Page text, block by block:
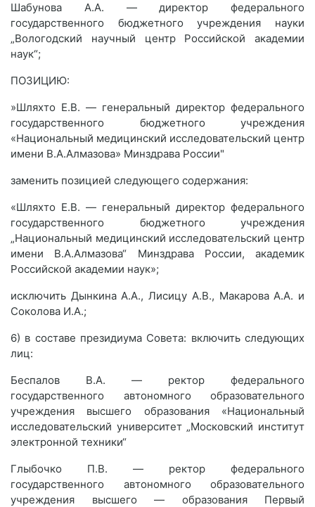
Шабунова А.А. — директор федерального
государственного бюджетного учреждения науки
„Вологодский научный центр Российской академии
наук“;
ПОЗИЦИЮ:
»Шляхто Е.В. — генеральный директор федерального
государственного бюджетного учреждения
«Национальный медицинский исследовательский центр
имени В.А.Алмазова» Минздрава России"
заменить позицией следующего содержания:
«Шляхто Е.В. — генеральный директор федерального
государственного бюджетного учреждения
„Национальный медицинский исследовательский центр
имени В.А.Алмазова“ Минздрава России, академик
Российской академии наук»;
исключить Дынкина А.А., Лисицу А.В., Макарова А.А. и
Соколова И.А.;
6) в составе президиума Совета: включить следующих
лиц:
Беспалов В.А. — ректор федерального
государственного автономного образовательного
учреждения высшего образования «Национальный
исследовательский университет „Московский институт
электронной техники“
Глыбочко П.В. — ректор федерального
государственного автономного образовательного
учреждения высшего — образования Первый